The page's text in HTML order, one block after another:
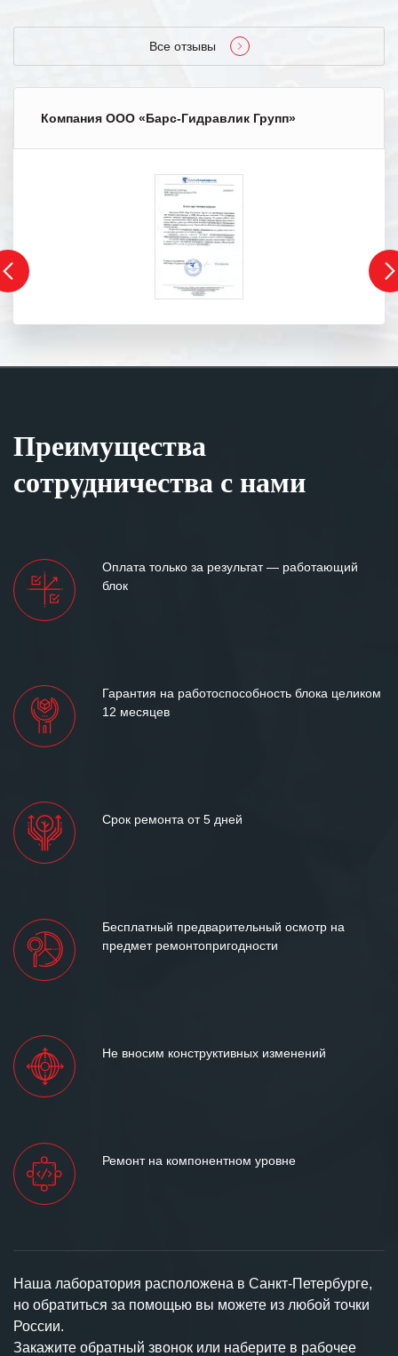
Все отзывы
Компания ООО «Барс-Гидравлик Групп»
Преимущества
сотрудничества с нами
Оплата только за результат — работающий
блок
Гарантия на работоспособность блока целиком
12 месяцев
Срок ремонта от 5 дней
Бесплатный предварительный осмотр на
предмет ремонтопригодности
Не вносим конструктивных изменений
Ремонт на компонентном уровне
Наша лаборатория расположена в Санкт-Петербурге,
но обратиться за помощью вы можете из любой точки
России.
Закажите обратный звонок или наберите в рабочее